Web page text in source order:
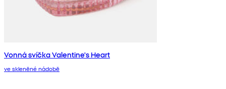
Vonná svíčka Valentine's Heart
ve skleněné nádobě